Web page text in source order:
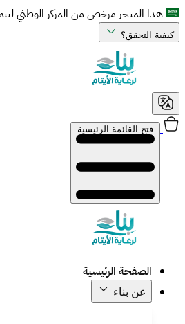
هذا المتجر مرخص من المركز الوطني
كيفية التحقق؟
فتح القائمة الرئيسية
الصفحة الرئيسية
عن بناء